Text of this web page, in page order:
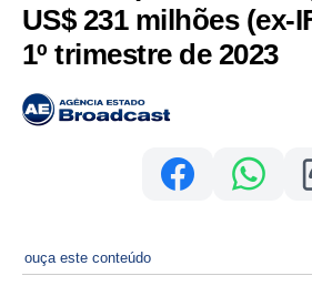
US$ 231 milhões (ex-
1º trimestre de 2023
ouça este conteúdo